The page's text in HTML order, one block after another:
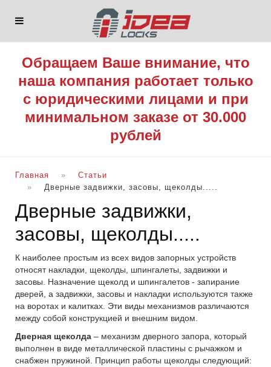
Обращаем Ваше внимание, что
наша компания работает только
с юридическими лицами и при
минимальном заказе от 30.000
рублей
Главная
Статьи
Дверные задвижки, засовы, щеколды.....
Дверные задвижки,
засовы, щеколды.....
К наиболее простым из всех видов запорных устройств
относят накладки, щеколды, шпингалеты, задвижки и
засовы. Назначение щеколд и шпингалетов - запирание
дверей, а задвижки, засовы и накладки используются также
на воротах и калитках. Эти виды механизмов различаются
между собой конструкцией и внешним видом.
Дверная щеколда – механизм дверного запора, который
выполнен в виде металлической пластины с рычажком и
снабжен пружиной. Принцип работы щеколды следующий: